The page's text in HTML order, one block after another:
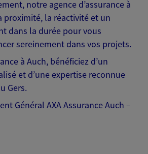
notre agence d’assurance à
proximité, la réactivité et un
dans la durée pour vous
sereinement dans vos projets.
à Auch, bénéficiez d’un
et d’une expertise reconnue
Gers.
Général AXA Assurance Auch –